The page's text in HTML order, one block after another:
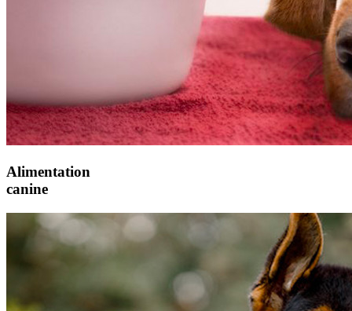
Alimentation
canine